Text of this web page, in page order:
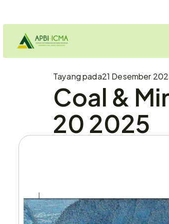
Tayang pada21 Desember
Coal &
20 2025